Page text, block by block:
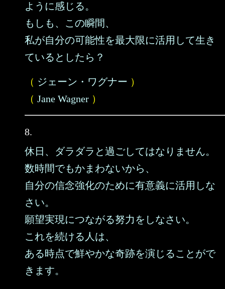
ように感じる。
もしも、この瞬間、
私が自分の可能性を最大限に活用して生き
ているとしたら？
（ ジェーン・ワグナー ）
（ Jane Wagner ）
8.
休日、ダラダラと過ごしてはなりません。
数時間でもかまわないから、
自分の信念強化のために有意義に活用しな
さい。
願望実現につながる努力をしなさい。
これを続ける人は、
ある時点で鮮やかな奇跡を演じることがで
きます。